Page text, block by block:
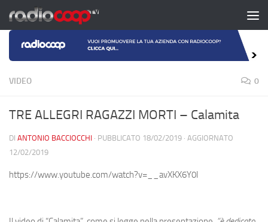
Salta al contenuto
VIDEO 0
TRE ALLEGRI RAGAZZI MORTI – Calamita
DI ANTONIO BACCIOCCHI · PUBBLICATO 18/02/2019 · AGGIORNATO
12/02/2019
https://www.youtube.com/watch?v=__avXKX6Y0I